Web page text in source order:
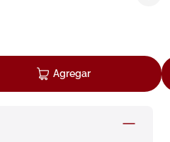
Agregar